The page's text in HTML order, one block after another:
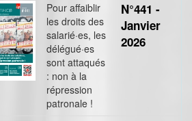
Pour affaiblir
les droits des
salarié·es, les
délégué·es
sont attaqués
: non à la
répression
patronale !
N°441 -
Janvier
2026